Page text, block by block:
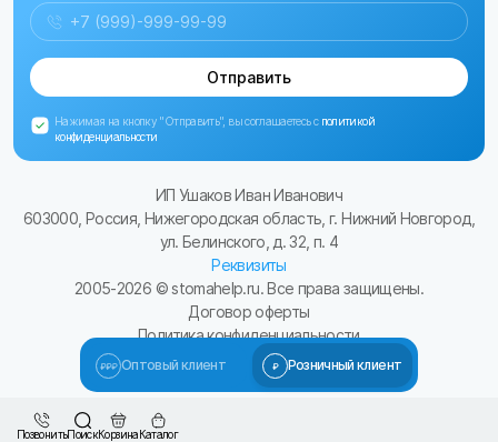
Отправить
Нажимая на кнопку "Отправить", вы соглашаетесь с политикой
конфиденциальности
ИП Ушаков Иван Иванович
603000, Россия, Нижегородская область, г. Нижний Новгород,
ул. Белинского, д. 32, п. 4
Реквизиты
2005-2026 © stomahelp.ru. Все права защищены.
Договор оферты
Политика конфиденциальности
Сайт разработал Kulibin-it.ru
Оптовый клиент Розничный клиент
ПозвонитьПоискКорзинаКаталог